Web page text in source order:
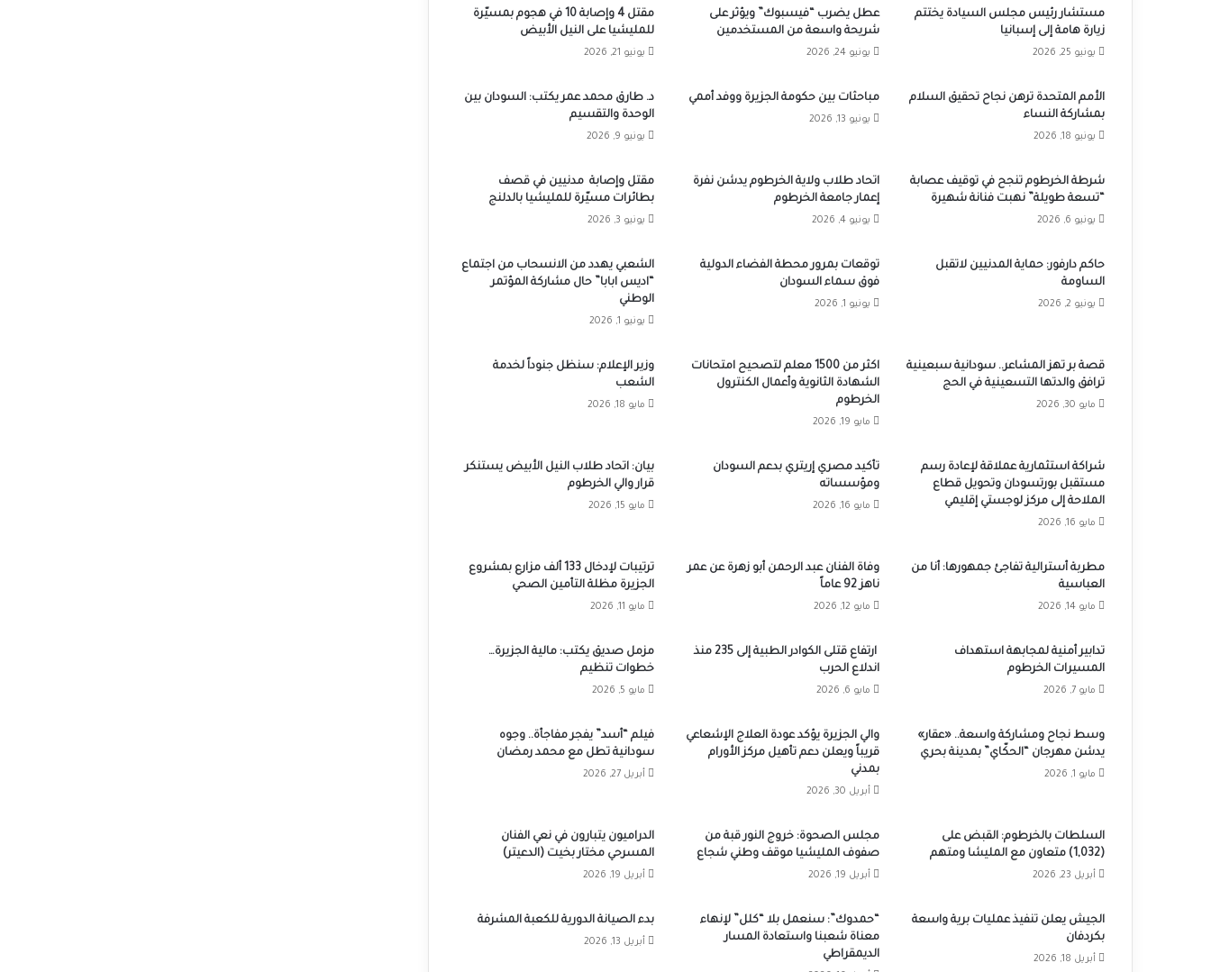
مستشار رئيس مجلس السيادة يختتم
زيارة هامة إلى إسبانيا
يونيو 25, 2026
عطل يضرب “فيسبوك” ويؤثر على
شريحة واسعة من المستخدمين
يونيو 24, 2026
مقتل 4 وإصابة 10 في هجوم بمسيّرة
للمليشيا على النيل الأبيض
يونيو 21, 2026
الأمم المتحدة ترهن نجاح تحقيق السلام
بمشاركة النساء
يونيو 18, 2026
مباحثات بين حكومة الجزيرة ووفد أممي
يونيو 13, 2026
د. طارق محمد عمر يكتب: السودان بين
الوحدة والتقسيم
يونيو 9, 2026
شرطة الخرطوم تنجح في توقيف عصابة
“تسعة طويلة” نهبت فنانة شهيرة
يونيو 6, 2026
اتحاد طلاب ولاية الخرطوم يدشن نفرة
إعمار جامعة الخرطوم
يونيو 4, 2026
مقتل وإصابة مدنيين في قصف
بطائرات مسيّرة للمليشيا بالدلنج
يونيو 3, 2026
حاكم دارفور: حماية المدنيين لاتقبل
الساومة
يونيو 2, 2026
توقعات بمرور محطة الفضاء الدولية
فوق سماء السودان
يونيو 1, 2026
الشعبي يهدد من الانسحاب من اجتماع
“اديس ابابا” حال مشاركة المؤتمر
الوطني
يونيو 1, 2026
قصة بر تهز المشاعر.. سودانية سبعينية
ترافق والدتها التسعينية في الحج
مايو 30, 2026
اكثر من 1500 معلم لتصحيح امتحانات
الشهادة الثانوية وأعمال الكنترول
الخرطوم
مايو 19, 2026
وزير الإعلام: سنظل جنوداً لخدمة
الشعب
مايو 18, 2026
شراكة استثمارية عملاقة لإعادة رسم
مستقبل بورتسودان وتحويل قطاع
الملاحة إلى مركز لوجستي إقليمي
مايو 16, 2026
تأكيد مصري إريتري بدعم السودان
ومؤسساته
مايو 16, 2026
بيان: اتحاد طلاب النيل الأبيض يستنكر
قرار والي الخرطوم
مايو 15, 2026
مطربة أسترالية تفاجئ جمهورها: أنا من
العباسية
مايو 14, 2026
وفاة الفنان عبد الرحمن أبو زهرة عن عمر
ناهز 92 عاماً
مايو 12, 2026
ترتيبات لإدخال 133 ألف مزارع بمشروع
الجزيرة مظلة التأمين الصحي
مايو 11, 2026
تدابير أمنية لمجابهة استهداف
المسيرات الخرطوم
مايو 7, 2026
ارتفاع قتلى الكوادر الطبية إلى 235 منذ
اندلاع الحرب
مايو 6, 2026
مزمل صديق يكتب: مالية الجزيرة…
خطوات تنظيم
مايو 5, 2026
وسط نجاح ومشاركة واسعة.. «عقار»
يدشن مهرجان “الحكّاي” بمدينة بحري
مايو 1, 2026
والي الجزيرة يؤكد عودة العلاج الإشعاعي
قريباً ويعلن دعم تأهيل مركز الأورام
بمدني
أبريل 30, 2026
فيلم “أسد” يفجر مفاجأة.. وجوه
سودانية تطل مع محمد رمضان
أبريل 27, 2026
السلطات بالخرطوم: القبض على
(1,032) متعاون مع المليشا ومتهم
أبريل 23, 2026
مجلس الصحوة: خروج النور قبة من
صفوف المليشيا موقف وطني شجاع
أبريل 19, 2026
الدراميون يتبارون في نعي الفنان
المسرحي مختار بخيت (الدعيتر)
أبريل 19, 2026
الجيش يعلن تنفيذ عمليات برية واسعة
بكردفان
أبريل 18, 2026
“حمدوك”: سنعمل بلا “كلل” لإنهاء
معناة شعبنا واستعادة المسار
الديمقراطي
بدء الصيانة الدورية للكعبة المشرفة
أبريل 13, 2026